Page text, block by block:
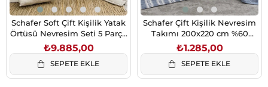
Schafer Soft Çift Kişilik Yatak
Örtüsü Nevresim Seti 5 Parça
Bej 230x250
₺9.885,00
SEPETE EKLE
Schafer Çift Kişilik Nevresim
Takımı 200x220 cm %60
Pamuk %40 Polyester
₺1.285,00
SEPETE EKLE